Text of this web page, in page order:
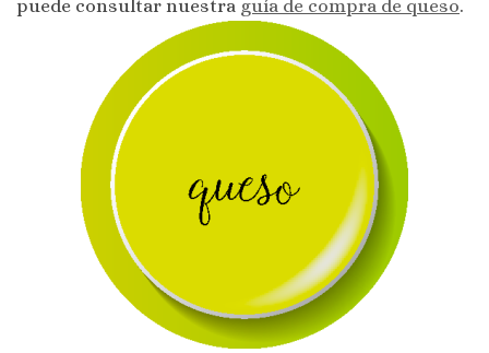
puede consultar nuestra guía de compra de queso.